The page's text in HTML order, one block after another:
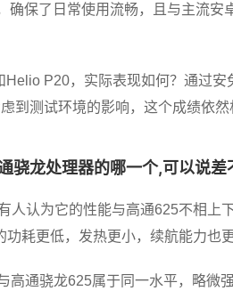
确保了日常使用流畅，且与主流安
P20，实际表现如何？通过
到测试环境的影响，这个成绩依然
骁龙处理器的哪一个,可以说差
人认为它的性能与高通625不相上
耗更低，发热更小，续航能力也更
高通骁龙625属于同一水平，略微